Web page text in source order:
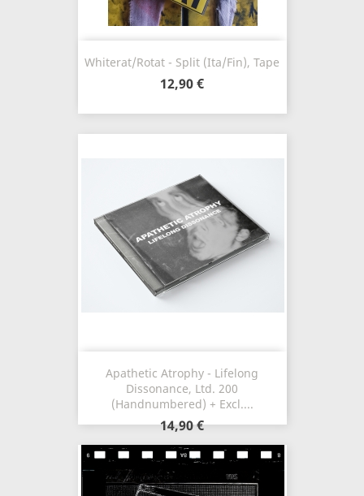
Whiterat/Rotat - Split (Ita/Fin), Tape
12,90 €
Apathetic Atrophy - Lifelong
Dissonance, Ltd. 200
(Handnumbered) + Excl....
14,90 €